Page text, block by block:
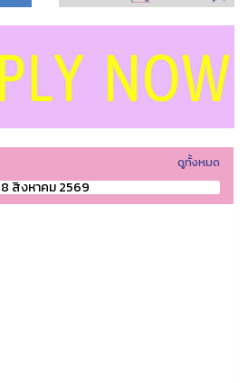
ดูทั้งหมด
8 สิงหาคม 2569